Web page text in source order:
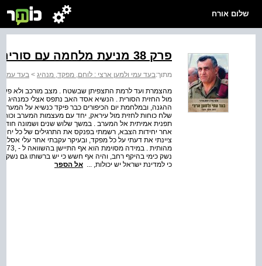
שלום אורח
פרק 38 מניעת מלחמה עם סוריה
מתוך:בעד עמי ולמען ארצי : לוחם, מפקד, מנהיג > בעד עמי
מהצמרת ועד לרמת התצפיתן שבשטח . מצב מורכב ולא
מול החזית הסורית . הנשיא אסד האב נתפס אצלי כמנהיג
ההגנה, ובמלחמת יום הכיפורים כבר פיקד כנשיא על
שלח כוחות לחזית מול עיראק, יחד עם מעצמות המערב
תפנית אמיתית אל המערב . במשך שלוש שנים ושמונה
אחר יחידות הצבא, רשמתי בפנקס את התרגילים של כל
ציינתי את דעתי על כל מפקד, ובעיקר עקבתי אחר עלי
נשק כימי בהיקף רחב, והיה אף חשש כי יש ברשותו גם נשק
כי למדינת ישראל יש יכולות, ... אל הספר